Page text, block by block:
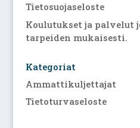
Tietosuojaseloste
Koulutukset ja
tarpeiden mukaisesti.
Kategoriat
Ammattikuljettajat
Tietoturvaseloste